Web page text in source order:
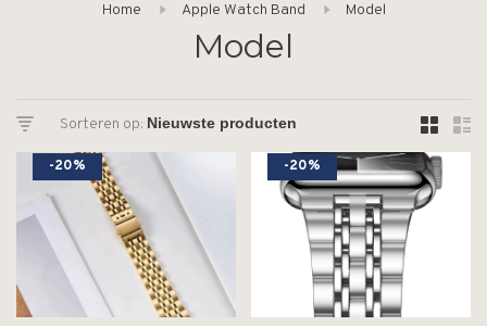
Home Apple Watch Band Model
Model
Sorteren op:
-20% -20%